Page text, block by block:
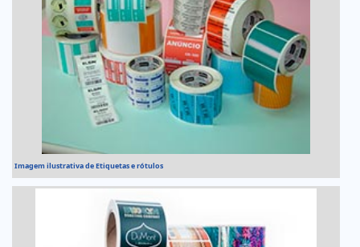
Imagem ilustrativa de Etiquetas e rótulos